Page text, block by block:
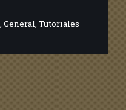
General Tutoriales